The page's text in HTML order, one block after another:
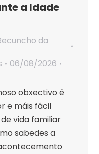
a Idade
da
06/08/2026
obxectivo é
e máis fácil
vida familiar
sabedes a